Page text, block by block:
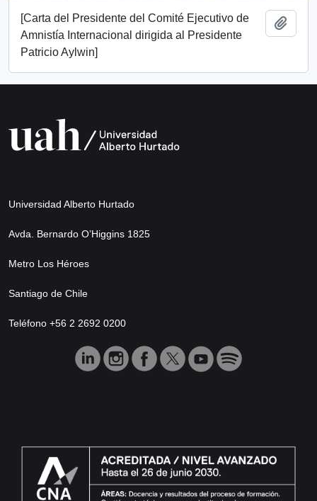
[Carta del Presidente del Comité Ejecutivo de
Amnistía Internacional dirigida al Presidente
Patricio Aylwin]
Universidad Alberto Hurtado
Avda. Bernardo O’Higgins 1825
Metro Los Héroes
Santiago de Chile
Teléfono +56 2 2692 0200